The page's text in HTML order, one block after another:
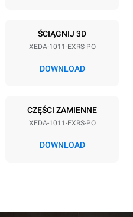
19,6 kW
NIE ZAWIERA
ŚCIĄGNIJ 3D
XEDA-1011-EXRS-PO
DOWNLOAD
CZĘŚCI ZAMIENNE
XEDA-1011-EXRS-PO
DOWNLOAD